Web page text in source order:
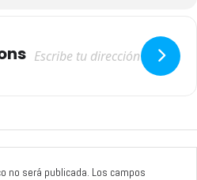
no será publicada. Los campos